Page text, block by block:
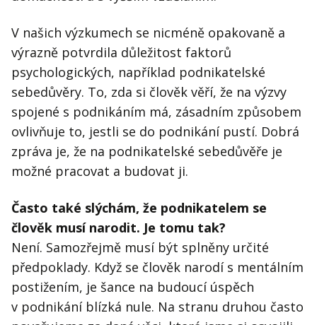
V našich výzkumech se nicméně opakovaně a
výrazně potvrdila důležitost faktorů
psychologických, například podnikatelské
sebedůvěry. To, zda si člověk věří, že na výzvy
spojené s podnikáním má, zásadním způsobem
ovlivňuje to, jestli se do podnikání pustí. Dobrá
zpráva je, že na podnikatelské sebedůvěře je
možné pracovat a budovat ji.
Často také slýchám, že podnikatelem se
člověk musí narodit. Je tomu tak?
Není. Samozřejmě musí být splněny určité
předpoklady. Když se člověk narodí s mentálním
postižením, je šance na budoucí úspěch
v podnikání blízká nule. Na stranu druhou často